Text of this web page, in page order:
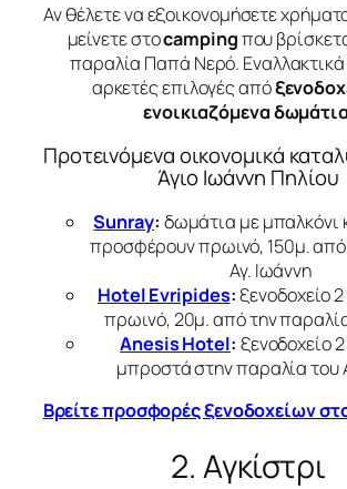
Αν θέλετε να εξοικονομήσετε
μείνετε στοcampingπου
παραλία Παπά Νερό. Εναλλακτικά
αρκετές επιλογές από
ενοικιαζόμενα δωμάτια
Προτεινόμενα οικονομικά
Άγιο Ιωάννη Πηλίου
Sunray: δωμάτια με μπαλκόνι
προσφέρουν πρωινό, 150μ.
Αγ. Ιωάννη
Hotel Evripides:ξενοδοχείο
πρωινό, 20μ. από την
Anesis Hotel: ξενοδοχείο
μπροστά στην παραλία του
Βρείτε προσφορές ξενοδοχείων
2. Αγκίστρι